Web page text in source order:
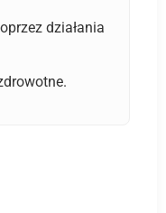
działania